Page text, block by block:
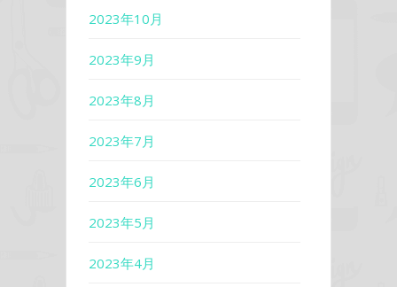
2023年10月
2023年9月
2023年8月
2023年7月
2023年6月
2023年5月
2023年4月